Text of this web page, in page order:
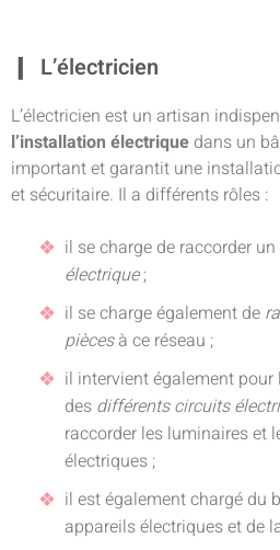
L’électricien
L’électricien est un artisan
l’installation électrique dans un
important et garantit une
et sécuritaire. Il a différents rôles :
il se charge de raccorder
électrique;
il se charge également de
piècesà ce réseau ;
il intervient également
des différents circuits
raccorder les luminaires et
électriques ;
il est également chargé du
appareils électriques et de